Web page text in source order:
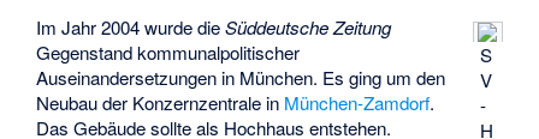
S
V
-
H
Im Jahr 2004 wurde dieSüddeutsche Zeitung
Gegenstand kommunalpolitischer
Auseinandersetzungen in München. Es ging um den
Neubau der Konzernzentrale in München-Zamdorf.
Das Gebäude sollte als Hochhaus entstehen.